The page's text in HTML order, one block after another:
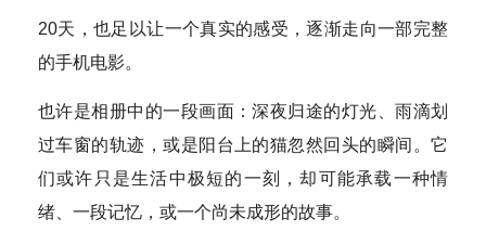
20天，也足以让一个真实的感受，逐渐走向一部完整
的手机电影。
也许是相册中的一段画面：深夜归途的灯光、雨滴划
过车窗的轨迹，或是阳台上的猫忽然回头的瞬间。它
们或许只是生活中极短的一刻，却可能承载一种情
绪、一段记忆，或一个尚未成形的故事。